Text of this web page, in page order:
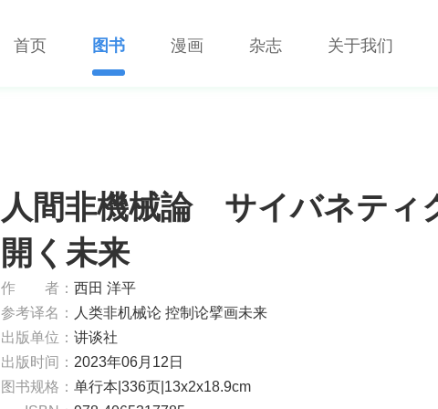
首页 图书 漫画 杂志 关于我们
人間非機械論 サイバネティ
開く未来
作 者： 西田 洋平
参考译名：
人类非机械论 控制论擘画未来
出版单位： 讲谈社
出版时间： 2023年06月12日
图书规格： 单行本|336页|13x2x18.9cm